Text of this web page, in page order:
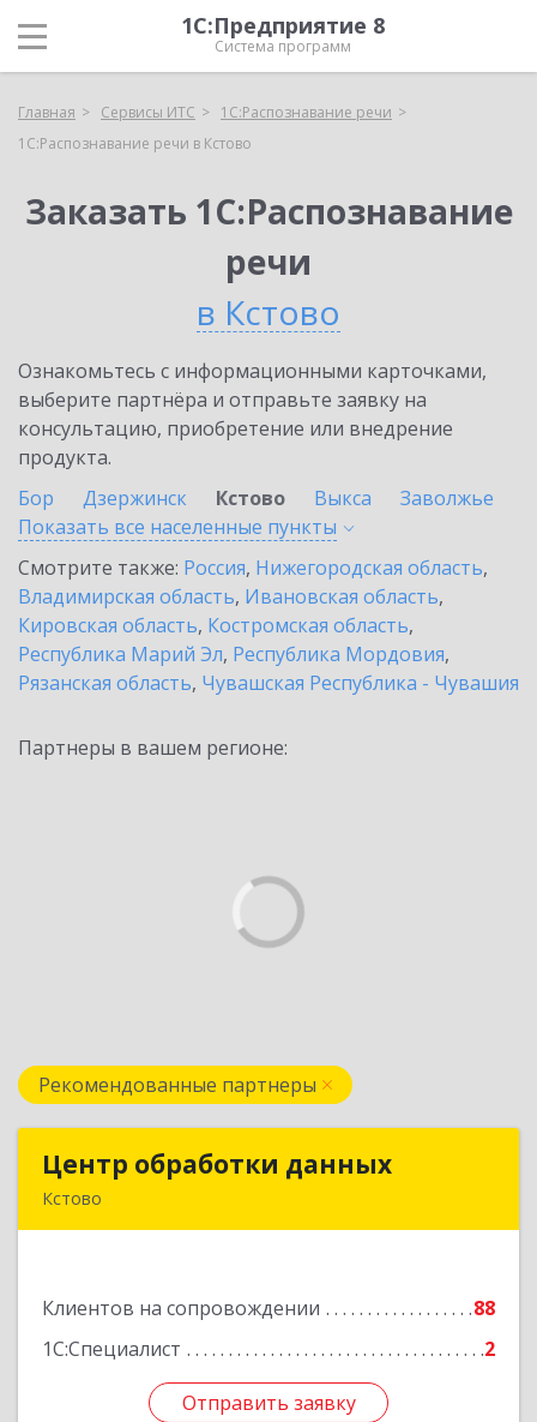
1С:Предприятие 8
Система программ
Главная Сервисы ИТС
1С:Распознавание речи
1С:Распознавание речи в Кстово
Заказать 1С:Распознавание
речи
в Кстово
Ознакомьтесь с информационными карточками,
выберите партнёра и отправьте заявку на
консультацию, приобретение или внедрение
продукта.
Бор
Дзержинск Кстово Выкса
Заволжье
Показать все населенные пункты
Смотрите также: Россия, Нижегородская область,
Владимирская область, Ивановская область,
Кировская область, Костромская область,
Республика Марий Эл, Республика Мордовия,
Рязанская область, Чувашская Республика - Чувашия
Партнеры в вашем регионе:
Рекомендованные партнеры
Центр обработки данных
Кстово
Клиентов на сопровождении
88
1С:Специалист
2
Отправить заявку
Центр обработки данных
Подробнее
Отправить заявку